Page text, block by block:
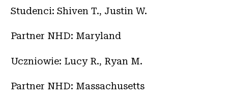
Studenci: Shiven T., Justin W.
Partner NHD: Maryland
Uczniowie: Lucy R., Ryan M.
Partner NHD: Massachusetts